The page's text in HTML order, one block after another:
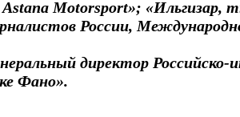
Motorsport»; «Ильгизар,
России,
директор Российско-
Фано».